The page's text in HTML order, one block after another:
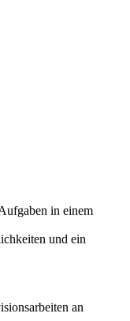
in einem
und ein
an